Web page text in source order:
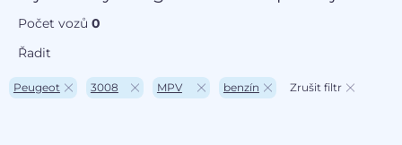
Počet vozů0
Řadit
Peugeot 3008 MPV benzín Zrušit filtr